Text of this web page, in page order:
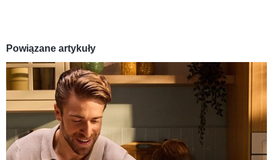
Powiązane artykuły